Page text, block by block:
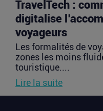
TravelTech :
digitalise
voyageurs
Les formalités de
zones les moins
touristique....
Lire la suite